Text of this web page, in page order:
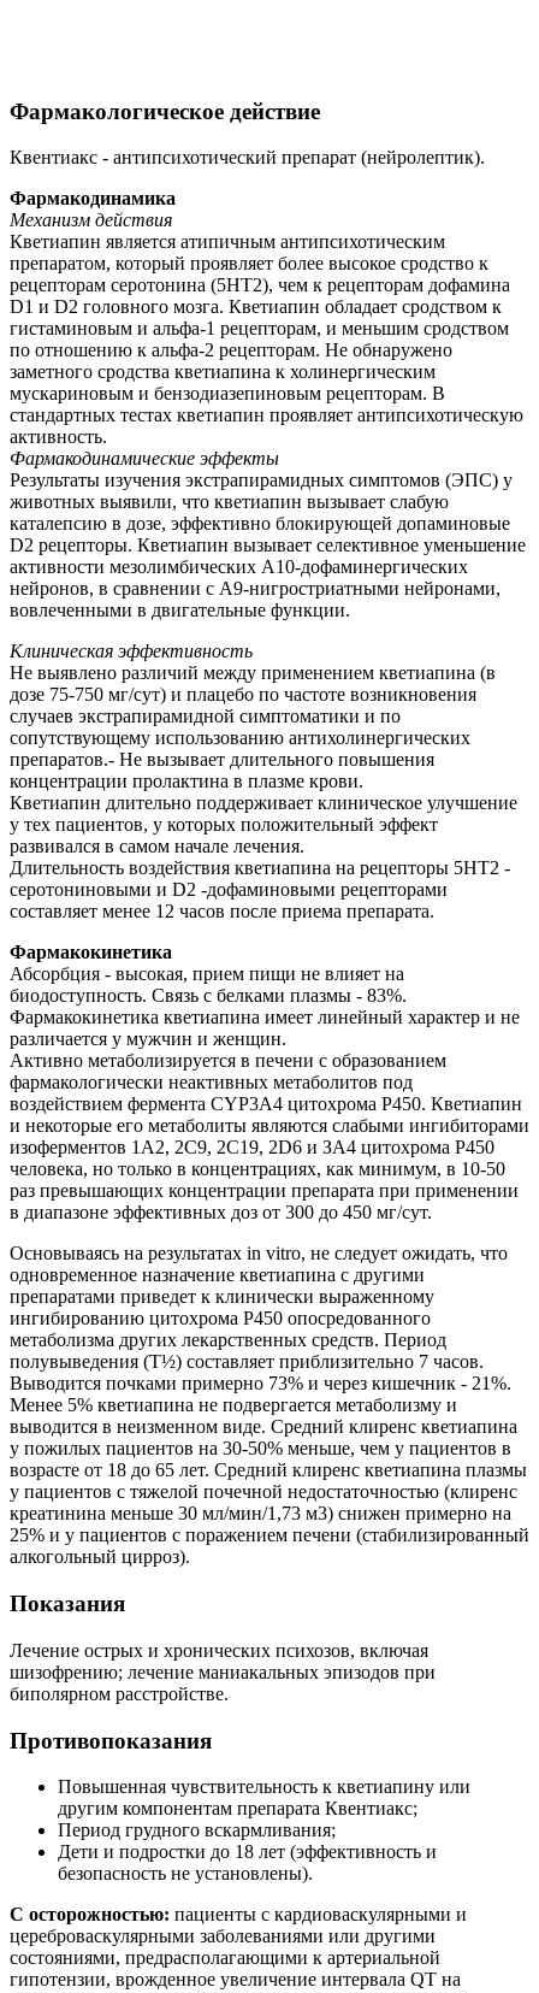
Фармакологическое действие
Квентиакс - антипсихотический препарат (нейролептик).
Фармакодинамика
Механизм действия
Кветиапин является атипичным антипсихотическим
препаратом, который проявляет более высокое сродство к
рецепторам серотонина (5НТ2), чем к рецепторам дофамина
D1 и D2 головного мозга. Кветиапин обладает сродством к
гистаминовым и альфа-1 рецепторам, и меньшим сродством
по отношению к альфа-2 рецепторам. Не обнаружено
заметного сродства кветиапина к холинергическим
мускариновым и бензодиазепиновым рецепторам. В
стандартных тестах кветиапин проявляет антипсихотическую
активность.
Фармакодинамические эффекты
Результаты изучения экстрапирамидных симптомов (ЭПС) у
животных выявили, что кветиапин вызывает слабую
каталепсию в дозе, эффективно блокирующей допаминовые
D2 рецепторы. Кветиапин вызывает селективное уменьшение
активности мезолимбических А10-дофаминергических
нейронов, в сравнении с А9-нигростриатными нейронами,
вовлеченными в двигательные функции.
Клиническая эффективность
Не выявлено различий между применением кветиапина (в
дозе 75-750 мг/сут) и плацебо по частоте возникновения
случаев экстрапирамидной симптоматики и по
сопутствующему использованию антихолинергических
препаратов.- Не вызывает длительного повышения
концентрации пролактина в плазме крови.
Кветиапин длительно поддерживает клиническое улучшение
у тех пациентов, у которых положительный эффект
развивался в самом начале лечения.
Длительность воздействия кветиапина на рецепторы 5НТ2 -
серотониновыми и D2 -дофаминовыми рецепторами
составляет менее 12 часов после приема препарата.
Фармакокинетика
Абсорбция - высокая, прием пищи не влияет на
биодоступность. Связь с белками плазмы - 83%.
Фармакокинетика кветиапина имеет линейный характер и не
различается у мужчин и женщин.
Активно метаболизируется в печени с образованием
фармакологически неактивных метаболитов под
воздействием фермента CYP3A4 цитохрома Р450. Кветиапин
и некоторые его метаболиты являются слабыми ингибиторами
изоферментов 1А2, 2С9, 2С19, 2D6 и ЗА4 цитохрома Р450
человека, но только в концентрациях, как минимум, в 10-50
раз превышающих концентрации препарата при применении
в диапазоне эффективных доз от 300 до 450 мг/сут.
Основываясь на результатах in vitro, не следует ожидать, что
одновременное назначение кветиапина с другими
препаратами приведет к клинически выраженному
ингибированию цитохрома Р450 опосредованного
метаболизма других лекарственных средств. Период
полувыведения (T½) составляет приблизительно 7 часов.
Выводится почками примерно 73% и через кишечник - 21%.
Менее 5% кветиапина не подвергается метаболизму и
выводится в неизменном виде. Средний клиренс кветиапина
у пожилых пациентов на 30-50% меньше, чем у пациентов в
возрасте от 18 до 65 лет. Средний клиренс кветиапина плазмы
у пациентов с тяжелой почечной недостаточностью (клиренс
креатинина меньше 30 мл/мин/1,73 м3) снижен примерно на
25% и у пациентов с поражением печени (стабилизированный
алкогольный цирроз).
Показания
Лечение острых и хронических психозов, включая
шизофрению; лечение маниакальных эпизодов при
биполярном расстройстве.
Противопоказания
Повышенная чувствительность к кветиапину или
другим компонентам препарата Квентиакс;
Период грудного вскармливания;
Дети и подростки до 18 лет (эффективность и
безопасность не установлены).
С осторожностью: пациенты с кардиоваскулярными и
цереброваскулярными заболеваниями или другими
состояниями, предрасполагающими к артериальной
гипотензии, врожденное увеличение интервала QT на